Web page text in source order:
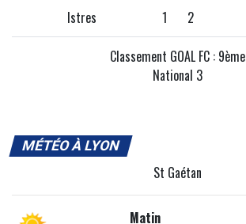
Istres 1 2
Classement GOAL FC : 9ème
National 3
MÉTÉO À LYON
St Gaétan
Matin